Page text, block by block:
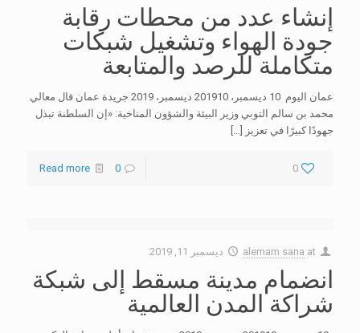
إنشاء عدد من محطات رقابة
جودة الهواء وتشغيل شبكات
متكاملة للرصد والمتابعة
عمان اليوم 10 ديسمبر، 201910 ديسمبر، 2019 جريدة عمان قال معالي
محمد بن سالم التوبي وزير البيئة والشؤون المناخية: «إن السلطنة تبذل
جهودًا كبيرًا في تعزيز
[…]
0
0
Read more
alemam sana at ديسمبر 11, 2019
انضمام مدينة مسقط إلى شبكة
شراكة المدن العالمية